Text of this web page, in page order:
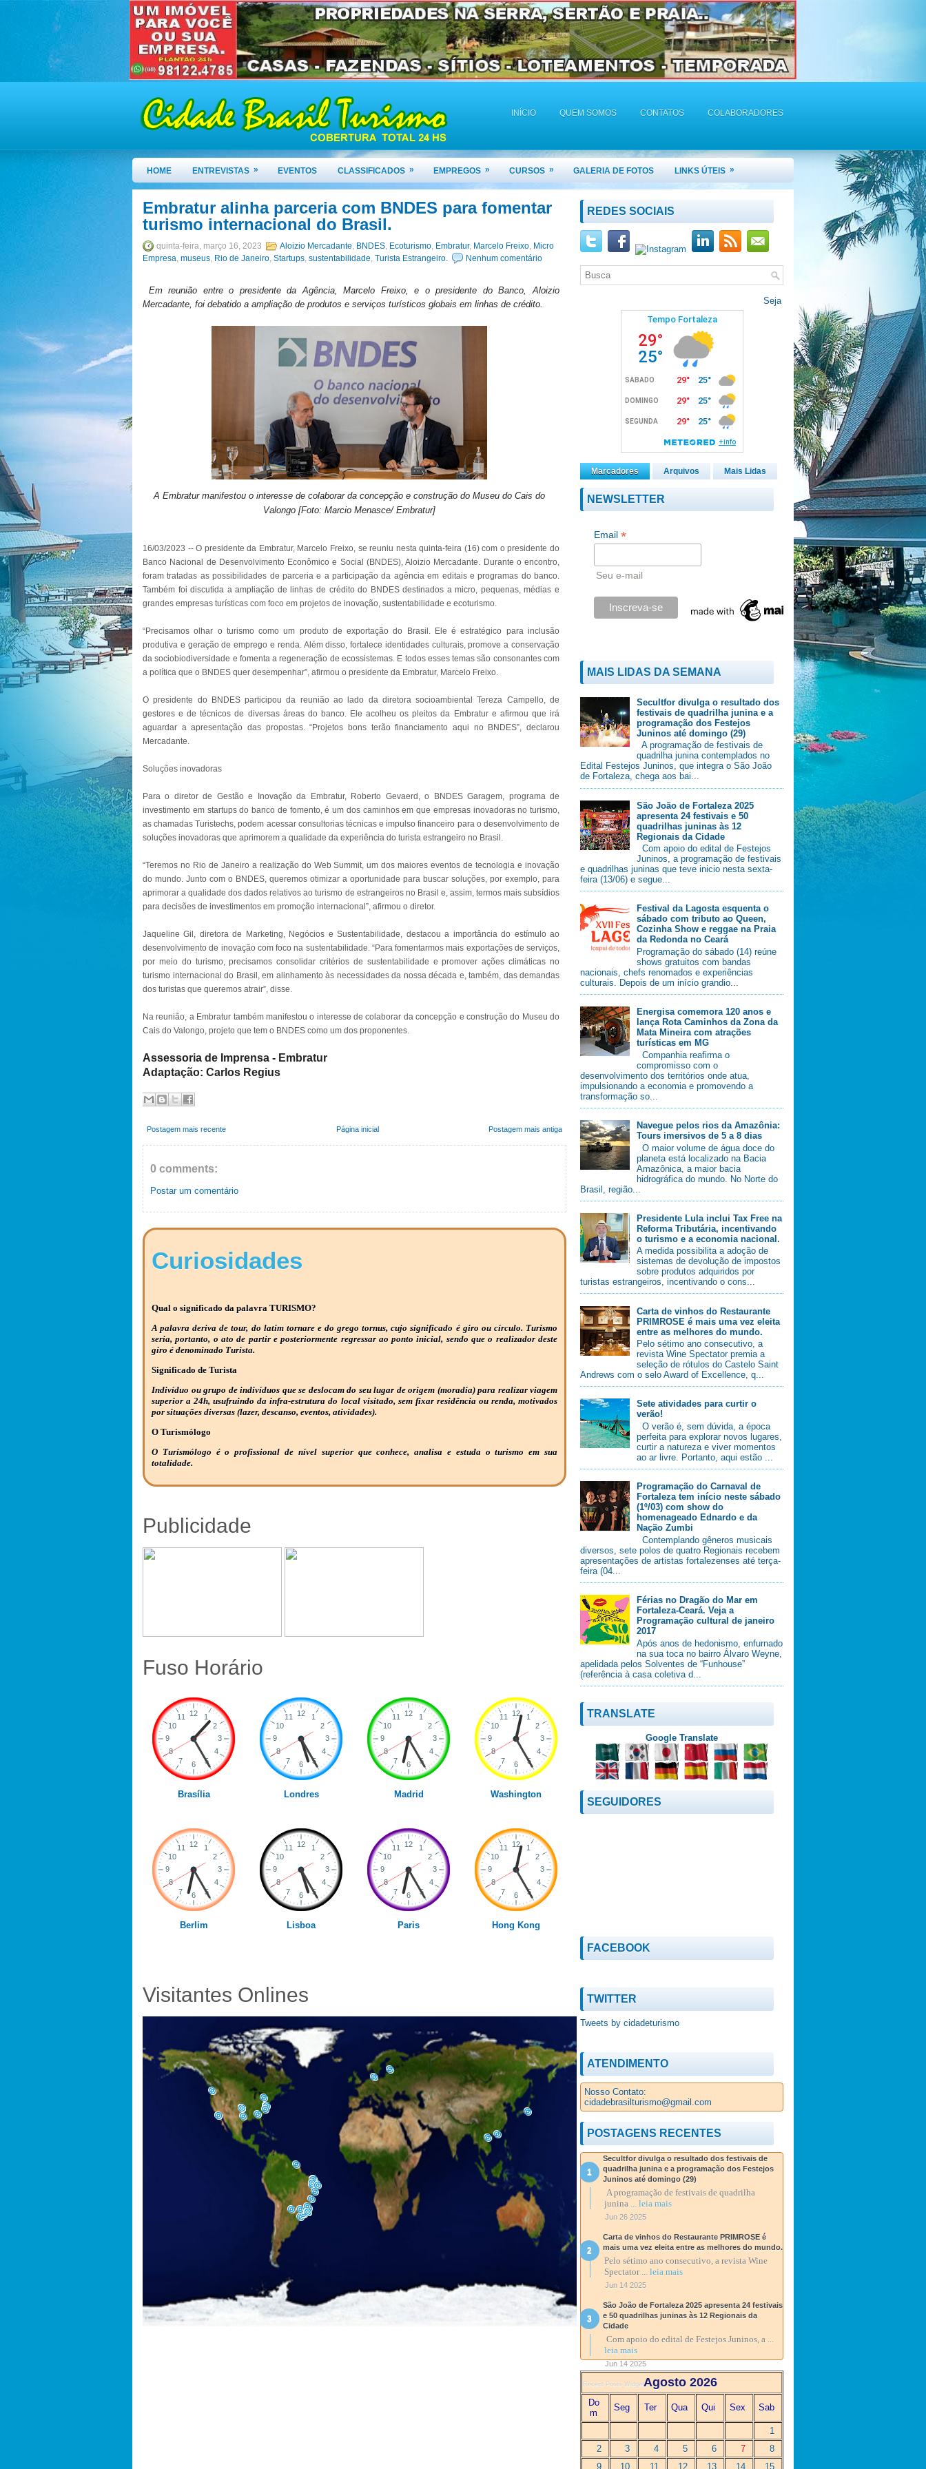
INÍCIO QUEM SOMOS CONTATOS COLABORADORES
HOME ENTREVISTAS » EVENTOS CLASSIFICADOS » EMPREGOS » CURSOS » GALERIA DE FOTOS LINKS ÚTEIS »
Embratur alinha parceria com BNDES para fomentar
turismo internacional do Brasil.
quinta-feira, março 16, 2023 Aloizio Mercadante, BNDES, Ecoturismo, Embratur, Marcelo Freixo, Micro
Empresa, museus, Rio de Janeiro, Startups, sustentabilidade, Turista Estrangeiro. Nenhum comentário
Em reunião entre o presidente da Agência, Marcelo Freixo, e o presidente do Banco, Aloizio
Mercadante, foi debatido a ampliação de produtos e serviços turísticos globais em linhas de crédito.
A Embratur manifestou o interesse de colaborar da concepção e construção do Museu do Cais do
Valongo [Foto: Marcio Menasce/ Embratur]
16/03/2023 -- O presidente da Embratur, Marcelo Freixo, se reuniu nesta quinta-feira (16) com o presidente do
Banco Nacional de Desenvolvimento Econômico e Social (BNDES), Aloizio Mercadante. Durante o encontro,
foram tratadas as possibilidades de parceria e a participação da agência em editais e programas do banco.
Também foi discutida a ampliação de linhas de crédito do BNDES destinados a micro, pequenas, médias e
grandes empresas turísticas com foco em projetos de inovação, sustentabilidade e ecoturismo.
“Precisamos olhar o turismo como um produto de exportação do Brasil. Ele é estratégico para inclusão
produtiva e geração de emprego e renda. Além disso, fortalece identidades culturais, promove a conservação
da sociobiodiversidade e fomenta a regeneração de ecossistemas. E todos esses temas são consonantes com
a política que o BNDES quer desempenhar”, afirmou o presidente da Embratur, Marcelo Freixo.
O presidente do BNDES participou da reunião ao lado da diretora socioambiental Tereza Campello, de
gestores e de técnicos de diversas áreas do banco. Ele acolheu os pleitos da Embratur e afirmou que irá
aguardar a apresentação das propostas. “Projetos bons terão financiamento aqui no BNDES”, declarou
Mercadante.
Soluções inovadoras
Para o diretor de Gestão e Inovação da Embratur, Roberto Gevaerd, o BNDES Garagem, programa de
investimento em startups do banco de fomento, é um dos caminhos em que empresas inovadoras no turismo,
as chamadas Turistechs, podem acessar consultorias técnicas e impulso financeiro para o desenvolvimento de
soluções inovadoras que aprimorem a qualidade da experiência do turista estrangeiro no Brasil.
“Teremos no Rio de Janeiro a realização do Web Summit, um dos maiores eventos de tecnologia e inovação
do mundo. Junto com o BNDES, queremos otimizar a oportunidade para buscar soluções, por exemplo, para
aprimorar a qualidade dos dados relativos ao turismo de estrangeiros no Brasil e, assim, termos mais subsídios
para decisões de investimentos em promoção internacional”, afirmou o diretor.
Jaqueline Gil, diretora de Marketing, Negócios e Sustentabilidade, destacou a importância do estímulo ao
desenvolvimento de inovação com foco na sustentabilidade. “Para fomentarmos mais exportações de serviços,
por meio do turismo, precisamos consolidar critérios de sustentabilidade e promover ações climáticas no
turismo internacional do Brasil, em alinhamento às necessidades da nossa década e, também, das demandas
dos turistas que queremos atrair”, disse.
Na reunião, a Embratur também manifestou o interesse de colaborar da concepção e construção do Museu do
Cais do Valongo, projeto que tem o BNDES como um dos proponentes.
Assessoria de Imprensa - Embratur
Adaptação: Carlos Regius
Postagem mais recente Postagem mais antiga
Página inicial
0 comments:
Postar um comentário
Curiosidades
Qual o significado da palavra TURISMO?
A palavra deriva de tour, do latim tornare e do grego tornus, cujo significado é giro ou círculo. Turismo
seria, portanto, o ato de partir e posteriormente regressar ao ponto inicial, sendo que o realizador deste
giro é denominado Turista.
Significado de Turista
Indivíduo ou grupo de indivíduos que se deslocam do seu lugar de origem (moradia) para realizar viagem
superior a 24h, usufruindo da infra-estrutura do local visitado, sem fixar residência ou renda, motivados
por situações diversas (lazer, descanso, eventos, atividades).
O Turismólogo
O Turismólogo é o profissional de nível superior que conhece, analisa e estuda o turismo em sua
totalidade.
Publicidade
Fuso Horário
Brasília Londres Madrid Washington
Berlim Lisboa Paris Hong Kong
Visitantes Onlines
REDES SOCIAIS
Marcadores Arquivos Mais Lidas
NEWSLETTER
Email *
Seu e-mail
MAIS LIDAS DA SEMANA
Secultfor divulga o resultado dos
festivais de quadrilha junina e a
programação dos Festejos
Juninos até domingo (29)
A programação de festivais de
quadrilha junina contemplados no
Edital Festejos Juninos, que integra o São João
de Fortaleza, chega aos bai...
São João de Fortaleza 2025
apresenta 24 festivais e 50
quadrilhas juninas às 12
Regionais da Cidade
Com apoio do edital de Festejos
Juninos, a programação de festivais
e quadrilhas juninas que teve inicio nesta sexta-
feira (13/06) e segue...
Festival da Lagosta esquenta o
sábado com tributo ao Queen,
Cozinha Show e reggae na Praia
da Redonda no Ceará
Programação do sábado (14) reúne
shows gratuitos com bandas
nacionais, chefs renomados e experiências
culturais. Depois de um início grandio...
Energisa comemora 120 anos e
lança Rota Caminhos da Zona da
Mata Mineira com atrações
turísticas em MG
Companhia reafirma o
compromisso com o
desenvolvimento dos territórios onde atua,
impulsionando a economia e promovendo a
transformação so...
Navegue pelos rios da Amazônia:
Tours imersivos de 5 a 8 dias
O maior volume de água doce do
planeta está localizado na Bacia
Amazônica, a maior bacia
hidrográfica do mundo. No Norte do
Brasil, região...
Presidente Lula inclui Tax Free na
Reforma Tributária, incentivando
o turismo e a economia nacional.
A medida possibilita a adoção de
sistemas de devolução de impostos
sobre produtos adquiridos por
turistas estrangeiros, incentivando o cons...
Carta de vinhos do Restaurante
PRIMROSE é mais uma vez eleita
entre as melhores do mundo.
Pelo sétimo ano consecutivo, a
revista Wine Spectator premia a
seleção de rótulos do Castelo Saint
Andrews com o selo Award of Excellence, q...
Sete atividades para curtir o
verão!
O verão é, sem dúvida, a época
perfeita para explorar novos lugares,
curtir a natureza e viver momentos
ao ar livre. Portanto, aqui estão ...
Programação do Carnaval de
Fortaleza tem início neste sábado
(1º/03) com show do
homenageado Ednardo e da
Nação Zumbi
Contemplando gêneros musicais
diversos, sete polos de quatro Regionais recebem
apresentações de artistas fortalezenses até terça-
feira (04...
Férias no Dragão do Mar em
Fortaleza-Ceará. Veja a
Programação cultural de janeiro
2017
Após anos de hedonismo, enfurnado
na sua toca no bairro Álvaro Weyne,
apelidada pelos Solventes de “Funhouse”
(referência à casa coletiva d...
TRANSLATE
Google Translate
SEGUIDORES
FACEBOOK
TWITTER
Tweets by cidadeturismo
ATENDIMENTO
Nosso Contato:
cidadebrasilturismo@gmail.com
POSTAGENS RECENTES
Secultfor divulga o resultado dos festivais de
quadrilha junina e a programação dos Festejos
Juninos até domingo (29)
A programação de festivais de quadrilha
junina
... leia mais
Jun 26 2025
Carta de vinhos do Restaurante PRIMROSE é
mais uma vez eleita entre as melhores do mundo.
Pelo sétimo ano consecutivo, a revista Wine
Spectator
... leia mais
Jun 14 2025
São João de Fortaleza 2025 apresenta 24 festivais
e 50 quadrilhas juninas às 12 Regionais da
Cidade
Com apoio do edital de Festejos Juninos, a
leia mais
Jun 14 2025
Recent Posts WidgetAgosto 2026
Do
m
Seg Ter Qua Qui Sex Sab
1
2
3 4 5 6 7
8
9
10 11 12 13 14 15